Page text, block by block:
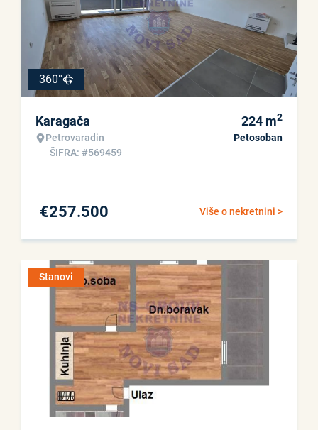
360°
Karagača
Petrovaradin
ŠIFRA: #569459
224 m2
Petosoban
Više o nekretnini >
€257.500
Stanovi